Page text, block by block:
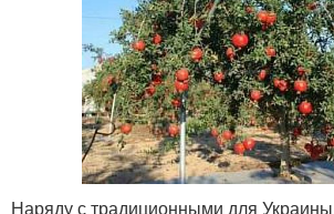
Наряду с традиционными для